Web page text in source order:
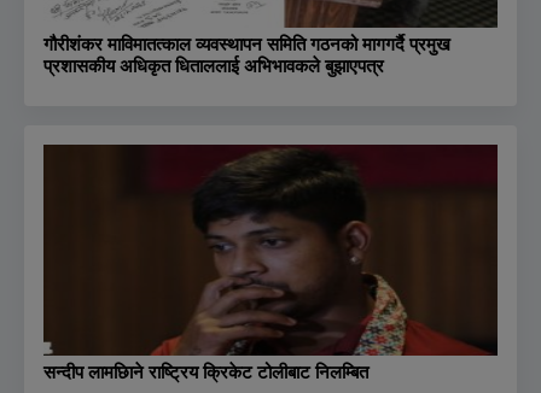
गौरीशंकर माविमातत्काल व्यवस्थापन समिति गठनको मागगर्दै प्रमुख
प्रशासकीय अधिकृत धिताललाई अभिभावकले बुझाएपत्र
सन्दीप लामछिाने राष्ट्रिय क्रिकेट टोलीबाट निलम्बित